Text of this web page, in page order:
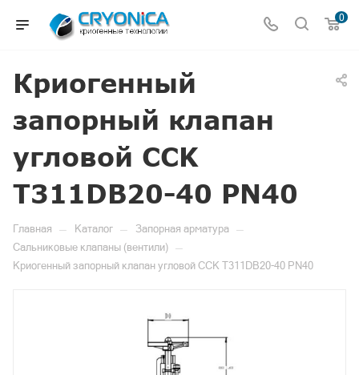
0
Криогенный
запорный клапан
угловой CCK
T311DB20-40 PN40
Главная — Каталог — Запорная арматура —
Сальниковые клапаны (вентили) —
Криогенный запорный клапан угловой CCK T311DB20-40 PN40